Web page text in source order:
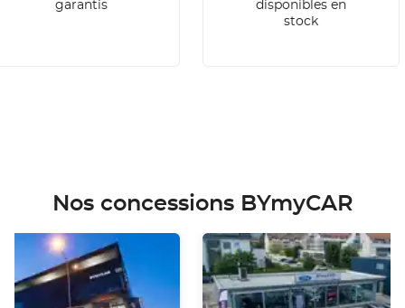
garantis
disponibles en
stock
Nos concessions BYmyCAR